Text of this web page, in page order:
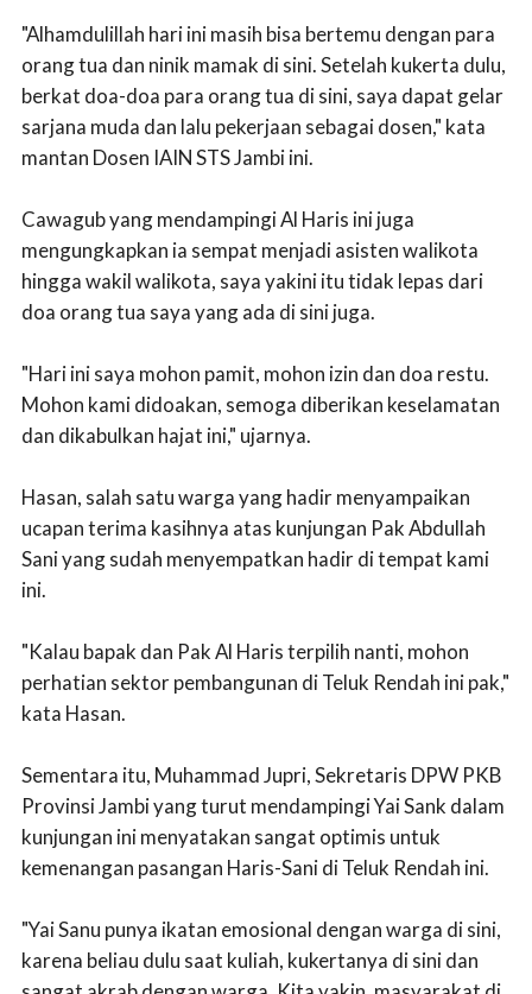
"Alhamdulillah hari ini masih bisa bertemu dengan para
orang tua dan ninik mamak di sini. Setelah kukerta dulu,
berkat doa-doa para orang tua di sini, saya dapat gelar
sarjana muda dan lalu pekerjaan sebagai dosen," kata
mantan Dosen IAIN STS Jambi ini.
Cawagub yang mendampingi Al Haris ini juga
mengungkapkan ia sempat menjadi asisten walikota
hingga wakil walikota, saya yakini itu tidak lepas dari
doa orang tua saya yang ada di sini juga.
"Hari ini saya mohon pamit, mohon izin dan doa restu.
Mohon kami didoakan, semoga diberikan keselamatan
dan dikabulkan hajat ini," ujarnya.
Hasan, salah satu warga yang hadir menyampaikan
ucapan terima kasihnya atas kunjungan Pak Abdullah
Sani yang sudah menyempatkan hadir di tempat kami
ini.
"Kalau bapak dan Pak Al Haris terpilih nanti, mohon
perhatian sektor pembangunan di Teluk Rendah ini pak,"
kata Hasan.
Sementara itu, Muhammad Jupri, Sekretaris DPW PKB
Provinsi Jambi yang turut mendampingi Yai Sank dalam
kunjungan ini menyatakan sangat optimis untuk
kemenangan pasangan Haris-Sani di Teluk Rendah ini.
"Yai Sanu punya ikatan emosional dengan warga di sini,
karena beliau dulu saat kuliah, kukertanya di sini dan